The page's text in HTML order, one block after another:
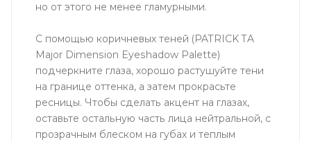
но от этого не менее гламурными.
С помощью коричневых теней (PATRICK TA
Major Dimension Eyeshadow Palette)
подчеркните глаза, хорошо растушуйте тени
на границе оттенка, а затем прокрасьте
ресницы. Чтобы сделать акцент на глазах,
оставьте остальную часть лица нейтральной, с
прозрачным блеском на губах и теплым